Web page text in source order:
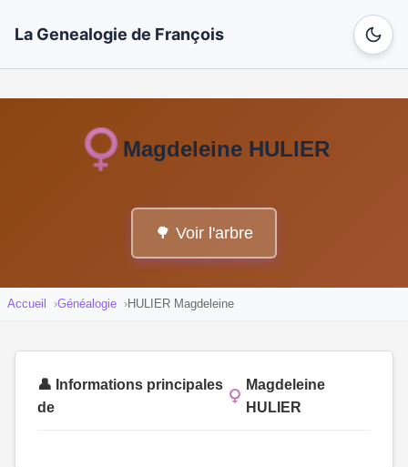
La Genealogie de François
Magdeleine HULIER
🌳 Voir l'arbre
Accueil Généalogie HULIER Magdeleine
👤 Informations principales
de
Magdeleine
HULIER